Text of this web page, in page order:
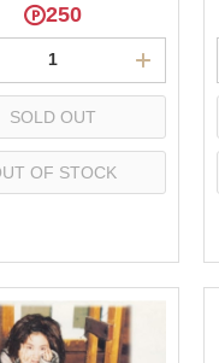
(NU)
250
SOLD OUT
OF STOCK